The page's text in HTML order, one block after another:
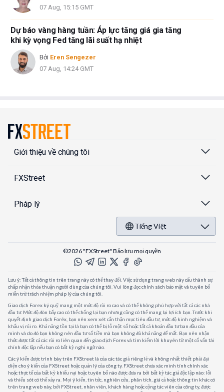
07 Aug, 15:15 GMT
Dự báo vàng hàng tuần: Áp lực tăng giá gia tăng
khi kỳ vọng Fed tăng lãi suất hạ nhiệt
Bởi Eren Sengezer
07 Aug, 14:24 GMT
Giới thiệu về chúng tôi
FXStreet
Pháp lý
Tiếng Việt
©2026 "FXStreet" Bảo lưu mọi quyền
Lưu ý: Tất cả thông tin trên trang này có thể thay đổi. Việc sử dụng trang web này cấu thành sự
chấp nhận thỏa thuận người dùng của chúng tôi. Vui lòng đọc chính sách bảo mật và tuyên bố
miễn trừ trách nhiệm pháp lý của chúng tôi.
Giao dịch Forex ký quỹ mang một mức độ rủi ro cao và có thể không phù hợp với tất cả các nhà
đầu tư. Mức độ đòn bẩy cao có thể chống lại bạn nhưng cũng có thể mang lại lợi ích bạn. Trước khi
quyết định giao dịch Forêx, bạn nên xem xét cẩn thận mục tiêu đầu tư, mức độ kinh nghiệm và
khẩu vị rủi ro. Khả năng tồn tại là bạn có thể bị lỗ một số hoặc tất cả khoản đầu tư ban đầu của
mình và do đó bạn không nên đầu tư số tiền mà bạn không đủ khả năng để mất. Bạn nên nhận
thức được tất cả các rủi ro liên quan đến giao dịch Forex và tìm kiếm lời khuyên từ một cố vấn tài
chính độc lập nếu bạn có bất kỳ nghi ngờ nào.
Các ý kiến được trình bày trên FXStreet là của các tác giả riêng lẻ và không nhất thiết phải đại
diện cho ý kiến của FXStreet hoặc quản lý của công ty. FXStreet chưa xác minh tính chính xác
hoặc thực tế của bất kỳ khiếu nại hoặc tuyên bố nào được đưa ra bởi bất kỳ tác giả độc lập nào: lỗi
và thiếu sót có thể xảy ra. Mọi ý kiến, tin tức, nghiên cứu, phân tích, giá cả hoặc thông tin khác có
trên trang web này, bởi FXStreet, nhân viên, khách hàng hoặc cộng tác viên của công ty, được